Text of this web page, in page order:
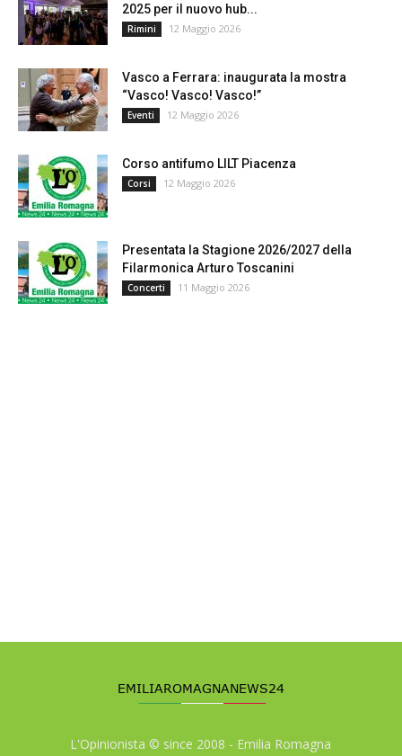
2025 per il nuovo hub...
Rimini 12 Maggio 2026
Vasco a Ferrara: inaugurata la mostra
“Vasco! Vasco! Vasco!”
Eventi 12 Maggio 2026
Corso antifumo LILT Piacenza
Corsi 12 Maggio 2026
Presentata la Stagione 2026/2027 della
Filarmonica Arturo Toscanini
Concerti 11 Maggio 2026
L'Opinionista © since 2008 - Emilia Romagna